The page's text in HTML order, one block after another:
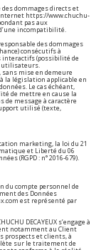
dommages directs et
https://www.chuchu-
pas aux
incompatibilité.
des dommages
consécutifs à
interactifs (possibilité de
utilisateurs.
mise en demeure
la législation applicable en
Le cas échéant,
de mettre en cause la
message à caractère
utilisé (texte,
marketing, la loi du 21
et Liberté du 06
(RGPD : n° 2016-679).
du compte personnel de
des Données
est représenté par
DECAYEUX s’engage à
notamment au Client
prospects et clients, à
sur le traitement de